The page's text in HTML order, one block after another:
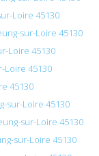
Loire 45130
sur-Loire 45130
Loire 45130
Loire 45130
45130
sur-Loire 45130
sur-Loire 45130
sur-Loire 45130